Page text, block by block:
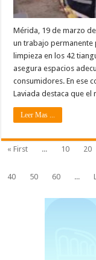
Mérida, 19 de marzo
un trabajo permanente
limpieza en los 42
asegura espacios
consumidores. En ese
Laviada destaca que el
Leer Mas ...
« First ... 10 20
40
50 60 ...